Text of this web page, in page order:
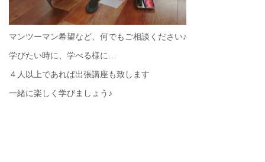
マンツーマン希望など、何でもご相談ください♪
学びたい時に、学べる様に…
４人以上であれば出張講座も致します
一緒に楽しく学びましょう♪